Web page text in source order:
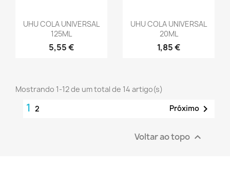
UHU COLA UNIVERSAL
125ML
5,55 €
UHU COLA UNIVERSAL
20ML
1,85 €
Mostrando 1-12 de um total de 14 artigo(s)
1 2 Próximo 
Voltar ao topo 